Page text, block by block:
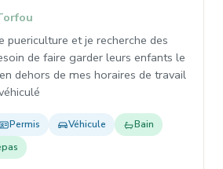
puericulture et je recherche des
de faire garder leurs enfants le
dehors de mes horaires de travail
Permis Véhicule
Bain